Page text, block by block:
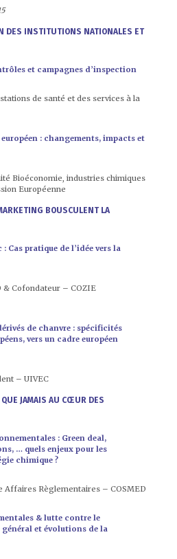
DES INSTITUTIONS NATIONALES ET
et campagnes d’inspection
de santé et des services à la
: changements, impacts et
Bioéconomie, industries chimiques
Européenne
BOUSCULENT LA
Cas pratique de l’idée vers la
& Cofondateur – COZIE
de chanvre : spécificités
vers un cadre européen
– UIVEC
JAMAIS AU CŒUR DES
: Green deal,
… quels enjeux pour les
chimique ?
Affaires Règlementaires – COSMED
& lutte contre le
et évolutions de la